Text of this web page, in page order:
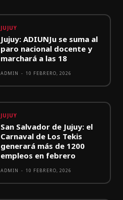
JUJUY
Jujuy: ADIUNJu se suma al
paro nacional docente y
marchará a las 18
ADMIN - 10 FEBRERO, 2026
JUJUY
San Salvador de Jujuy: el
Carnaval de Los Tekis
generará más de 1200
empleos en febrero
ADMIN - 10 FEBRERO, 2026